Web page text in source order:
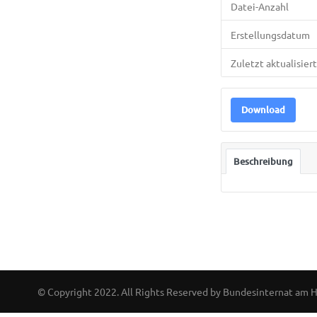
Datei-Anzahl
Erstellungsdatum
Zuletzt aktualisiert
Download
Beschreibung
© Copyright 2022. All Rights Reserved by Bundesinternat am